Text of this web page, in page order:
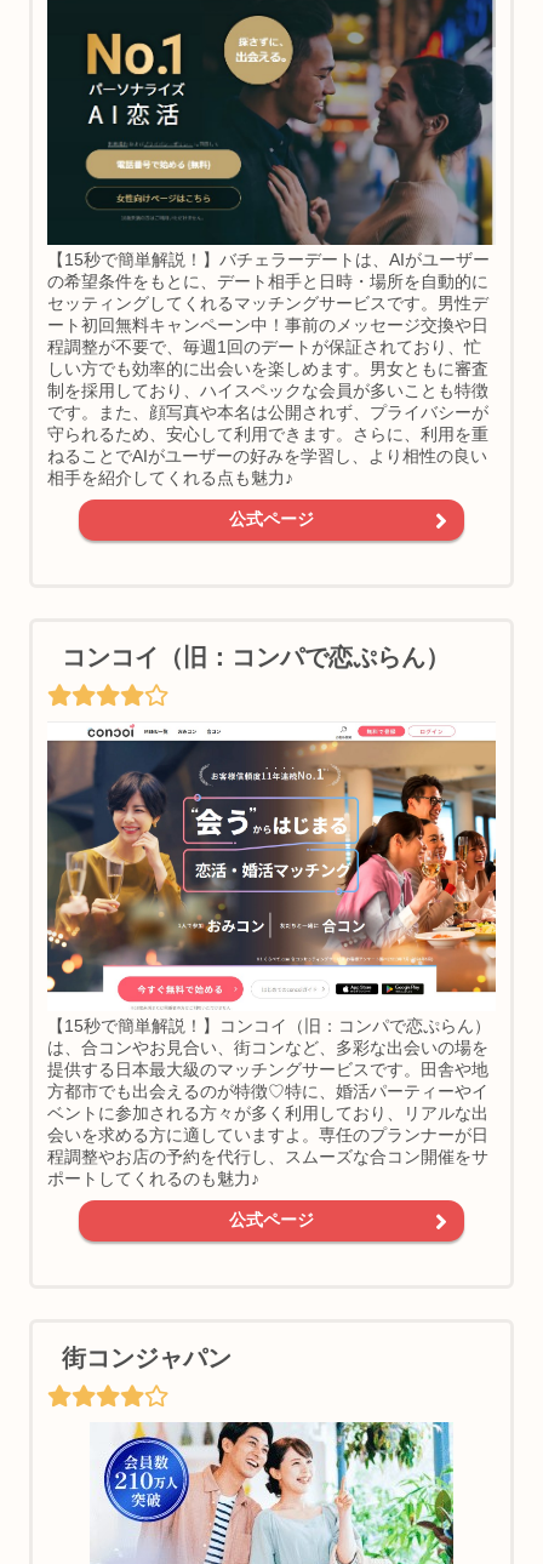
【15秒で簡単解説！】バチェラーデートは、AIがユーザー
の希望条件をもとに、デート相手と日時・場所を自動的に
セッティングしてくれるマッチングサービスです。男性デ
ート初回無料キャンペーン中！事前のメッセージ交換や日
程調整が不要で、毎週1回のデートが保証されており、忙
しい方でも効率的に出会いを楽しめます。男女ともに審査
制を採用しており、ハイスペックな会員が多いことも特徴
です。また、顔写真や本名は公開されず、プライバシーが
守られるため、安心して利用できます。さらに、利用を重
ねることでAIがユーザーの好みを学習し、より相性の良い
相手を紹介してくれる点も魅力♪
公式ページ
コンコイ（旧：コンパで恋ぷらん）
【15秒で簡単解説！】コンコイ（旧：コンパで恋ぷらん）
は、合コンやお見合い、街コンなど、多彩な出会いの場を
提供する日本最大級のマッチングサービスです。田舎や地
方都市でも出会えるのが特徴♡特に、婚活パーティーやイ
ベントに参加される方々が多く利用しており、リアルな出
会いを求める方に適していますよ。専任のプランナーが日
程調整やお店の予約を代行し、スムーズな合コン開催をサ
ポートしてくれるのも魅力♪
公式ページ
街コンジャパン